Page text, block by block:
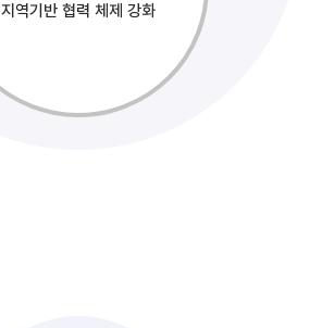
지역기반 협력 체제 강화